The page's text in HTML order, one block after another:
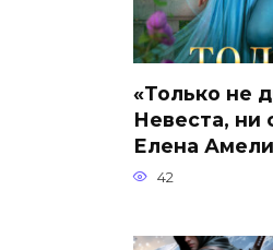
«Только не
Невеста, ни
Елена
42